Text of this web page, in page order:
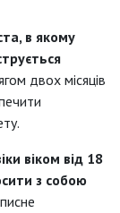
в якому
двох місяців
віком від 18
з собою